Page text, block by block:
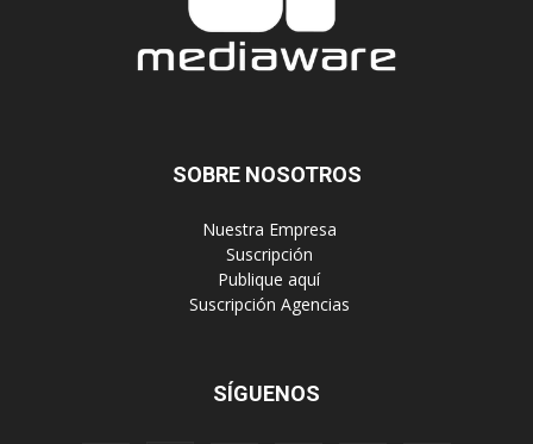
SOBRE NOSOTROS
‎ Nuestra Empresa
‎ Suscripción
‎ Publique aquí
‎ Suscripción Agencias
SÍGUENOS